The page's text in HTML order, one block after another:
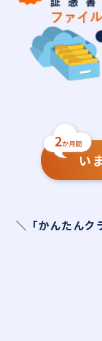
い
＼「かんたんク